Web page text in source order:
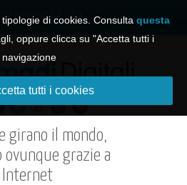
e naviga il sito
girano il mondo,
ovunque grazie a
Internet
di cookies. Consulta questa
oppure clicca su "Accetta tutti i
tutti i cookies